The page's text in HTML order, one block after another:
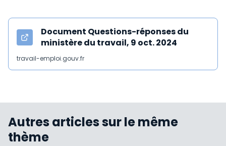
Document Questions-réponses du
ministère du travail, 9 oct. 2024
travail-emploi.gouv.fr
Autres articles sur le même
thème